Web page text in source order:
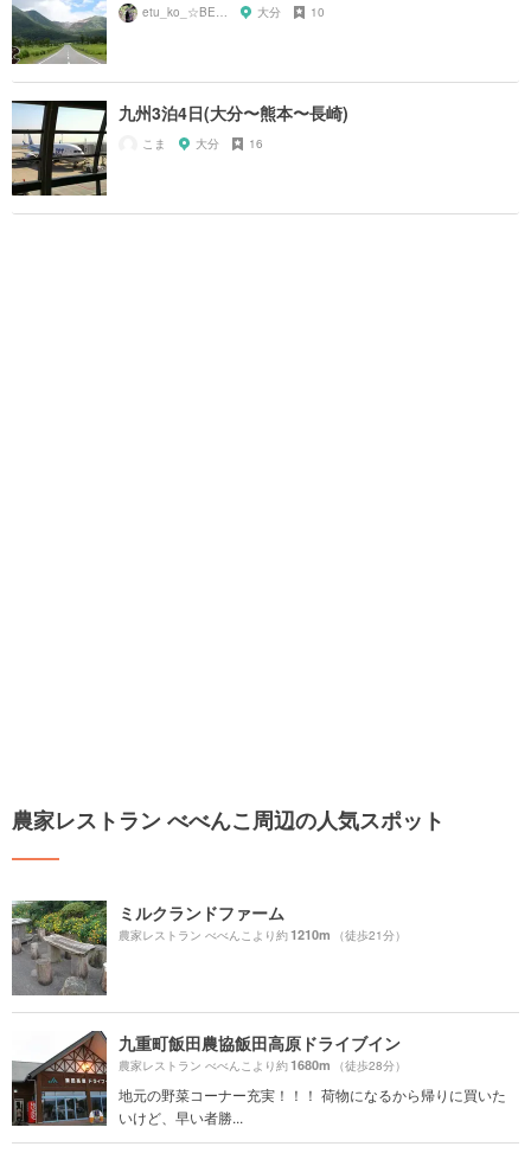
etu_ko_☆BEPPU 大分 10
九州3泊4日(大分〜熊本〜長崎)
こま 大分 16
農家レストラン べべんこ周辺の人気スポット
ミルクランドファーム
農家レストラン べべんこより約1210m （徒歩21分）
九重町飯田農協飯田高原ドライブイン
農家レストラン べべんこより約1680m （徒歩28分）
地元の野菜コーナー充実！！！ 荷物になるから帰りに買いた
いけど、早い者勝...